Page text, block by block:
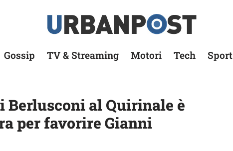
Gossip TV & Streaming Motori Tech Sport
Berlusconi al Quirinale è
per favorire Gianni